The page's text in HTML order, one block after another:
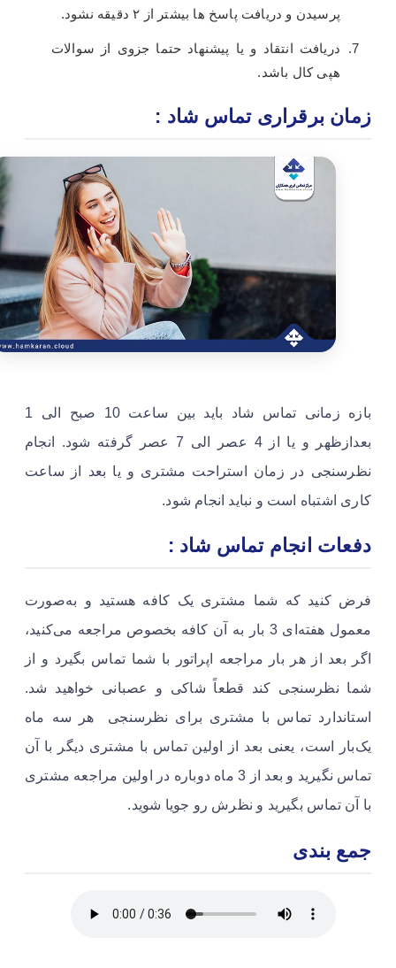
پرسیدن و دریافت پاسخ ها بیشتر از ۲ دقیقه نشود.
دریافت انتقاد و یا پیشنهاد حتما جزوی از سوالات
هپی کال باشد.
زمان برقراری تماس شاد :
بازه زمانی تماس شاد باید بین ساعت 10 صبح الی 1
بعدازظهر و یا از 4 عصر الی 7 عصر گرفته شود. انجام
نظرسنجی در زمان استراحت مشتری و یا بعد از ساعت
کاری اشتباه است و نباید انجام شود.
دفعات انجام تماس شاد :
فرض کنید که شما مشتری یک کافه هستید و به‌صورت
معمول هفته‌ای 3 بار به آن کافه بخصوص مراجعه می‌کنید،
اگر بعد از هر بار مراجعه اپراتور با شما تماس بگیرد و از
شما نظرسنجی کند قطعاً شاکی و عصبانی خواهید شد.
استاندارد تماس با مشتری برای نظرسنجی هر سه ماه
یک‌بار است، یعنی بعد از اولین تماس با مشتری دیگر با آن
تماس نگیرید و بعد از 3 ماه دوباره در اولین مراجعه مشتری
با آن تماس بگیرید و نظرش رو جویا شوید.
جمع بندی